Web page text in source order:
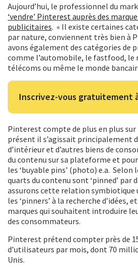
Aujourd’hui, le professionnel du
‘vendre’ Pinterest auprès des
publicitaires. « Il existe certaines
par nature, conviennent très bien à
avons également des catégories de
comme l’automobile, le fastfood, le
télécoms ou même le monde
Inscrivez-vous gratuitement
Pinterest compte de plus en plus sur
présent il s’agissait principalement
d’intérieur et d’autres biens de
du contenu sur sa plateforme et
les ‘buyable pins’ (photo) e.a. Selon
quarts du contenu sont ‘pinned’ par
assurons cette relation symbiotique
les ‘pinners’ à la recherche d’idées,
marques qui souhaitent introduire
des consommateurs.
Pinterest prétend compter près de
d’utilisateurs par mois, dont 70
Unis.